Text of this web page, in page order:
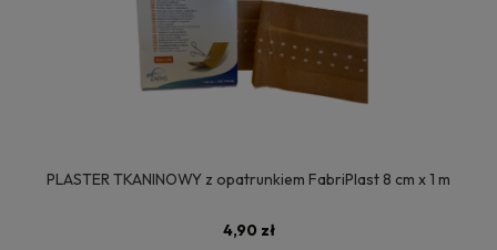
PLASTER TKANINOWY z opatrunkiem FabriPlast 8 cm x 1 m
4,90 zł